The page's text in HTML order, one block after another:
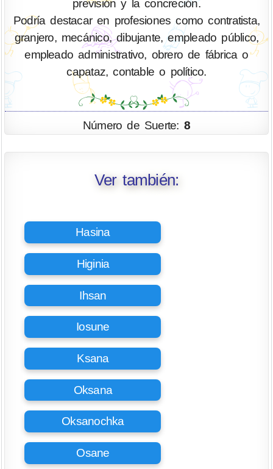
previsión y la concreción.
Podría destacar en profesiones como contratista,
granjero, mecánico, dibujante, empleado público,
empleado administrativo, obrero de fábrica o
capataz, contable o político.
Número de Suerte: 8
Ver también:
Hasina
Higinia
Ihsan
Iosune
Ksana
Oksana
Oksanochka
Osane